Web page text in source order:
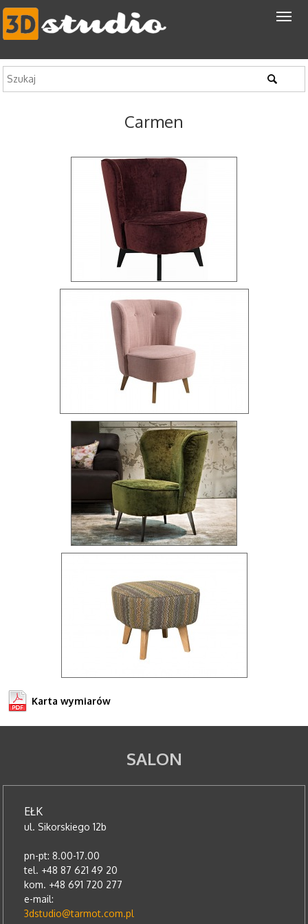
Carmen
Karta wymiarów
SALON
EŁK
ul. Sikorskiego 12b
pn-pt: 8.00-17.00
tel. +48 87 621 49 20
kom. +48 691 720 277
e-mail:
3dstudio@tarmot.com.pl